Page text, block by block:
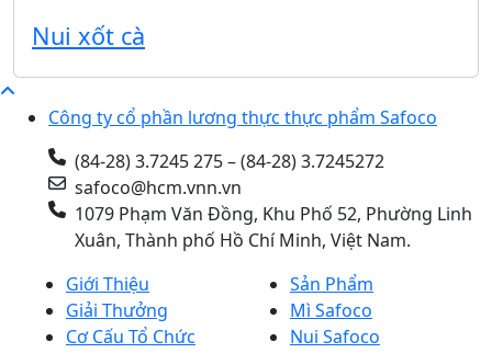
Nui xốt cà
Công ty cổ phần lương thực thực phẩm Safoco
(84-28) 3.7245 275 – (84-28) 3.7245272
safoco@hcm.vnn.vn
1079 Phạm Văn Đồng, Khu Phố 52, Phường Linh
Xuân, Thành phố Hồ Chí Minh, Việt Nam.
Giới Thiệu
Giải Thưởng
Cơ Cấu Tổ Chức
Sản Phẩm
Mì Safoco
Nui Safoco